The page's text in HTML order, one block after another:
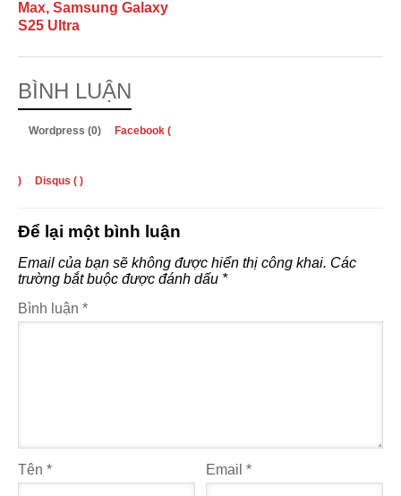
Max, Samsung Galaxy
S25 Ultra
BÌNH LUẬN
Wordpress (0) Facebook (
) Disqus ( )
Để lại một bình luận
Email của bạn sẽ không được hiển thị công khai. Các
trường bắt buộc được đánh dấu *
Bình luận *
Tên * Email*